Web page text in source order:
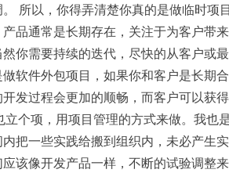
所以，你得弄清楚你真的是做临时项目
品通常是长期存在，关注于为客户带
你需要持续的迭代，尽快的从客户或
软件外包项目，如果你和客户是长期
发过程会更加的顺畅，而客户可以获
立个项，用项目管理的方式来做。我也
把一些实践给搬到组织内，未必产生
该像开发产品一样，不断的试验调整